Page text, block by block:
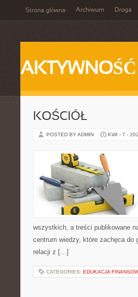
Strona główna Archiwum Droga
AKTYWNOŚĆ
KOŚCIÓŁ
POSTED BY ADMIN KWI - 7 -
wszystkich, a treści publikowane
centrum wiedzy, które zachęca do
relacji z […]
CATEGORIES: EDUKACJA